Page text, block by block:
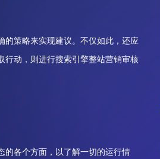
的策略来实现建议。不仅如此，还应
行动，则进行搜索引擎整站营销审核
的各个方面，以了解一切的运行情